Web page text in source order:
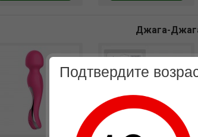
Джага-
Подтвердите